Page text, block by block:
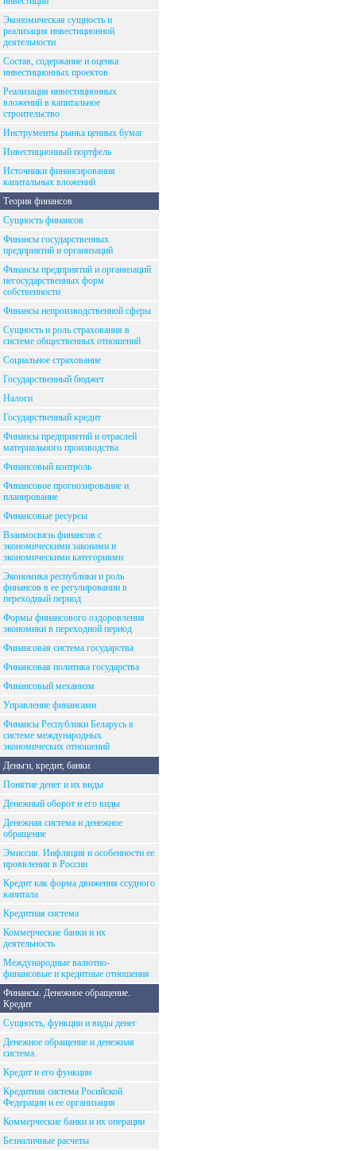
Экономическая сущность и
реализация инвестиционной
деятельности
Состав, содержание и оценка
инвестиционных проектов
Реализация инвестиционных
вложений в капитальное
строительство
Инструменты рынка ценных бумаг
Инвестиционный портфель
Источники финансирования
капитальных вложений
Теория финансов
Сущность финансов
Финансы государственных
предприятий и организаций
Финансы предприятий и организаций
негосударственных форм
собственности
Финансы непроизводственной сферы
Сущность и роль страхования в
системе общественных отношений
Социальное страхование
Государственный бюджет
Налоги
Государственный кредит
Финансы предприятий и отраслей
материального производства
Финансовый контроль
Финансовое прогнозирование и
планирование
Финансовые ресурсы
Взаимосвязь финансов с
экономическими законами и
экономическими категориями
Экономика республики и роль
финансов в ее регулировании в
переходный период
Формы финансового оздоровления
экономики в переходной период
Финансовая система государства
Финансовая политика государства
Финансовый механизм
Управление финансами
Финансы Республики Беларусь в
системе международных
экономических отношений
Деньги, кредит, банки
Понятие денег и их виды
Денежный оборот и его виды
Денежная система и денежное
обращение
Эмиссия. Инфляция и особенности ее
проявления в России
Кредит как форма движения ссудного
капитала
Кредитная система
Коммерческие банки и их
деятельность
Международные валютно-
финансовые и кредитные отношения
Финансы. Денежное обращение.
Кредит
Сущность, функции и виды денег
Денежное обращение и денежная
система
Кредит и его функции
Кредитная система Росийской
Федерации и ее организация
Коммерческие банки и их операции
Безналичные расчеты